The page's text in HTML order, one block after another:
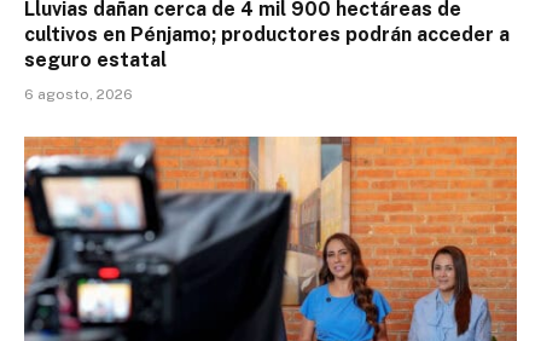
Lluvias dañan cerca de 4 mil 900 hectáreas de
cultivos en Pénjamo; productores podrán acceder a
seguro estatal
6 agosto, 2026